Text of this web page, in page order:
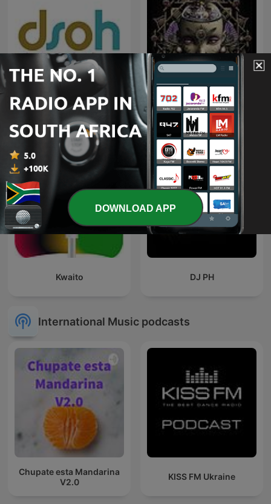
Deeper Shades of House -
weekly Deep House
Podcast with Lars
Behrenroth
Trance Spotted - Psymind
Kwaito DJ PH
International Music podcasts
Chupate esta Mandarina
V2.0
KISS FM Ukraine
DOWNLOAD APP